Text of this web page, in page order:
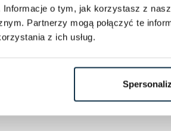
o tym, jak korzystasz z
Partnerzy mogą połączyć te
z ich usług.